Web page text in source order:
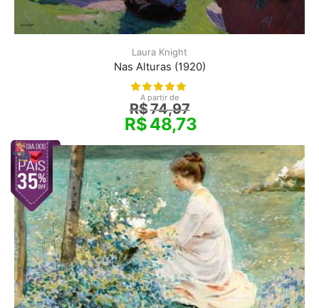
Laura Knight
Nas Alturas (1920)
A partir de
R$74,97
R$48,73